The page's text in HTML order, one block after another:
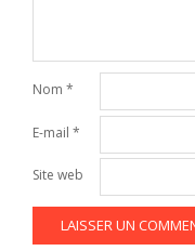
Nom *
E-mail *
Site web